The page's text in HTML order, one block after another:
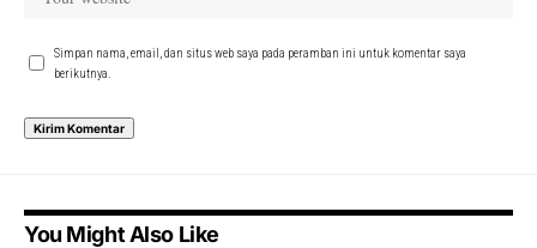
Simpan nama, email, dan situs web saya pada peramban ini untuk komentar saya
berikutnya.
You Might Also Like